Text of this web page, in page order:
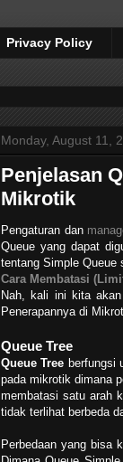
Privacy Policy
Monday, August 11,
Penjelasan
Mikrotik
Pengaturan dan
Queue yang dapat
tentang Simple Queue
Cara Membatasi
Nah, kali ini kita
Penerapannya di
Queue Tree
Queue Tree berfungsi
pada mikrotik dimana
membatasi satu arah
tidak terlihat berbeda
Perbedaan yang bisa